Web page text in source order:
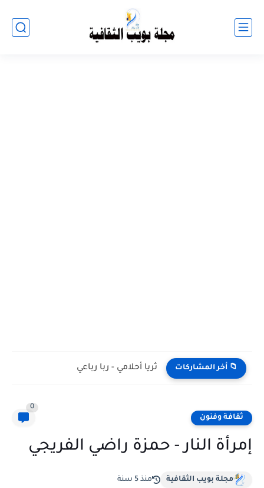
📁 أخر المشاركات ثريا أحلامي - ربا رباعي
ثقافة وفنون
0
إمرأة النار - حمزة راضي الفريجي
مجلة بويب الثقافية منذ 5 سنة